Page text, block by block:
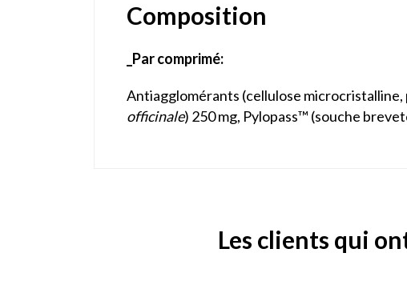
Composition
_Par comprimé:
Antiagglomérants (cellulose
officinale) 250 mg, Pylopass™ (souche
Les clients qui